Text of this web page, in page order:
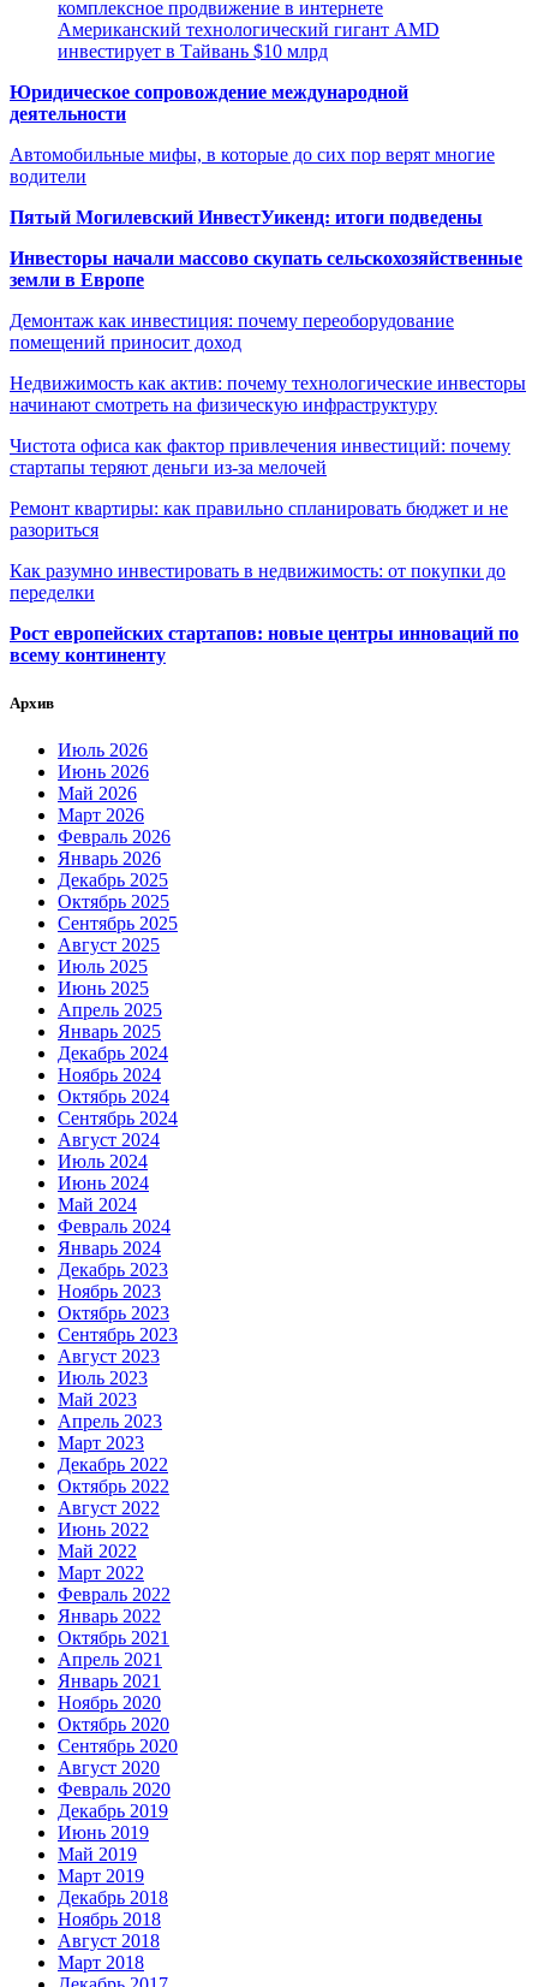
комплексное продвижение в интернете
Американский технологический гигант AMD
инвестирует в Тайвань $10 млрд
Юридическое сопровождение международной
деятельности
Автомобильные мифы, в которые до сих пор верят многие
водители
Пятый Могилевский ИнвестУикенд: итоги подведены
Инвесторы начали массово скупать сельскохозяйственные
земли в Европе
Демонтаж как инвестиция: почему переоборудование
помещений приносит доход
Недвижимость как актив: почему технологические инвесторы
начинают смотреть на физическую инфраструктуру
Чистота офиса как фактор привлечения инвестиций: почему
стартапы теряют деньги из-за мелочей
Ремонт квартиры: как правильно спланировать бюджет и не
разориться
Как разумно инвестировать в недвижимость: от покупки до
переделки
Рост европейских стартапов: новые центры инноваций по
всему континенту
Архив
Июль 2026
Июнь 2026
Май 2026
Март 2026
Февраль 2026
Январь 2026
Декабрь 2025
Октябрь 2025
Сентябрь 2025
Август 2025
Июль 2025
Июнь 2025
Апрель 2025
Январь 2025
Декабрь 2024
Ноябрь 2024
Октябрь 2024
Сентябрь 2024
Август 2024
Июль 2024
Июнь 2024
Май 2024
Февраль 2024
Январь 2024
Декабрь 2023
Ноябрь 2023
Октябрь 2023
Сентябрь 2023
Август 2023
Июль 2023
Май 2023
Апрель 2023
Март 2023
Декабрь 2022
Октябрь 2022
Август 2022
Июнь 2022
Май 2022
Март 2022
Февраль 2022
Январь 2022
Октябрь 2021
Апрель 2021
Январь 2021
Ноябрь 2020
Октябрь 2020
Сентябрь 2020
Август 2020
Февраль 2020
Декабрь 2019
Июнь 2019
Май 2019
Март 2019
Декабрь 2018
Ноябрь 2018
Август 2018
Март 2018